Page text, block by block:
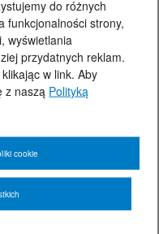
do różnych
funkcjonalności strony,
wyświetlania
przydatnych reklam.
w link. Aby
z naszą Polityką
cookie